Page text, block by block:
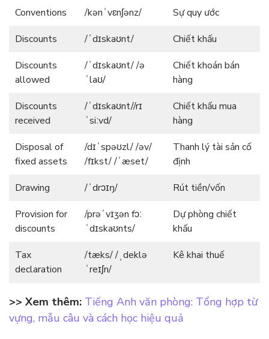
Conventions /kənˈvɛnʃənz/
Sự quy ước
Discounts
/ˈdɪskaʊnt/
Chiết khấu
Discounts
allowed
/ˈdɪskaʊnt/ /ə
ˈlaʊ/
Chiết khoán bán
hàng
Discounts
received
/ˈdɪskaʊnt//rɪ
ˈsiːvd/
Chiết khấu mua
hàng
Disposal of
fixed assets
/dɪˈspəʊzl/ /əv/
/fɪkst/ /ˈæset/
Thanh lý tài sản cố
định
Drawing
/ˈdrɔɪŋ/
Rút tiền/vốn
Provision for
discounts
/prəˈvɪʒən fɔː
ˈdɪskaʊnts/
Dự phòng chiết
khấu
Tax
declaration
/tæks/ /ˌdeklə
ˈreɪʃn/
Kê khai thuế
>> Xem thêm: Tiếng Anh văn phòng: Tổng hợp từ
vựng, mẫu câu và cách học hiệu quả